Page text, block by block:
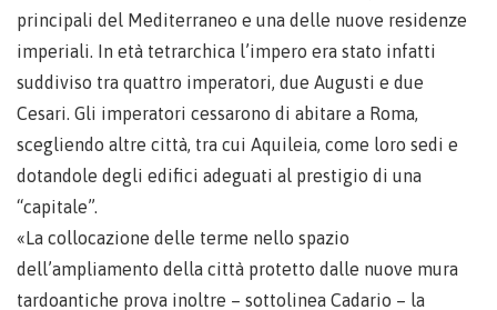
principali del Mediterraneo e una delle nuove residenze
imperiali. In età tetrarchica l’impero era stato infatti
suddiviso tra quattro imperatori, due Augusti e due
Cesari. Gli imperatori cessarono di abitare a Roma,
scegliendo altre città, tra cui Aquileia, come loro sedi e
dotandole degli edifici adeguati al prestigio di una
“capitale”.
«La collocazione delle terme nello spazio
dell’ampliamento della città protetto dalle nuove mura
tardoantiche prova inoltre – sottolinea Cadario – la